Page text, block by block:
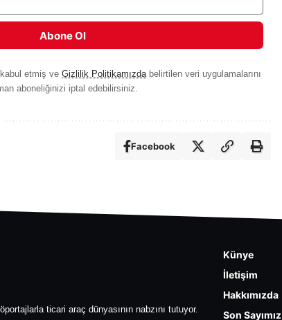
Abone Ol
kabul etmiş ve Gizlilik Politikamızdabelirtilen veri uygulamalarını
aboneliğinizi iptal edebilirsiniz.
Facebook
ticari araç dünyasının nabzını tutuyor.
Künye
İletişim
Hakkımızda
Son Sayımız